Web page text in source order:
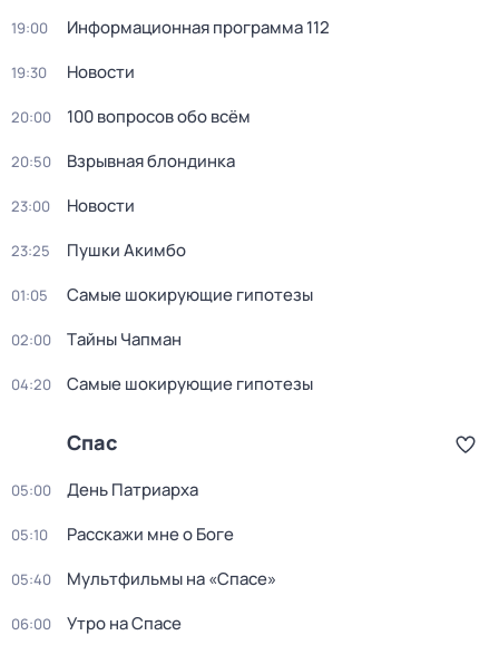
19:00 Информационная программа 112
19:30 Новости
20:00 100 вопросов обо всём
20:50 Взрывная блондинка
23:00 Новости
23:25 Пушки Акимбо
01:05 Самые шoкиpующие гипотезы
02:00 Тaйны Чапман
04:20 Самые шoкиpующие гипотезы
Спас
05:00 День Патриарха
05:10 Расскажи мне о Боге
05:40 Мультфильмы на «Спасе»
06:00 Утро на Спасе